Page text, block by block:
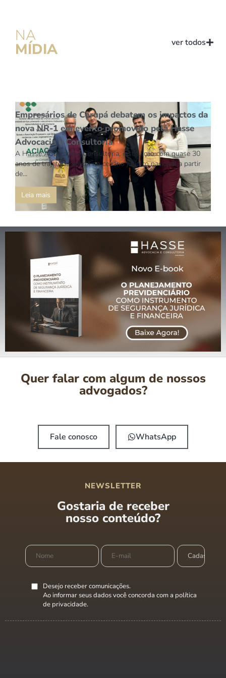
NA
MÍDIA ver todos
Empresários de Corupá debatem os impactos da
nova NR-1 em evento promovido pela Hasse
Advocacia e Consultoria
A Hasse Advocacia e Consultoria, instituição com quase 30
anos de trajetória sólida no cenário jurídico nacional a partir
de…
Leia mais
Quer falar com algum de nossos
advogados?
Fale conosco WhatsApp
NEWSLETTER
Gostaria de receber
nosso conteúdo?
Desejo receber comunicações.
Ao informar seus dados você concorda com a política
de privacidade.